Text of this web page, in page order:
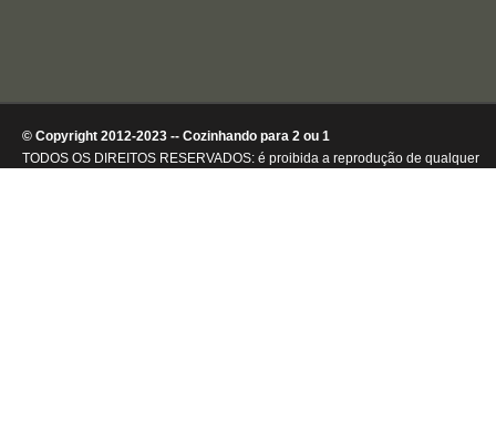
© Copyright 2012-2023 -- Cozinhando para 2 ou 1
TODOS OS DIREITOS RESERVADOS: é proibida a reprodução de qualquer